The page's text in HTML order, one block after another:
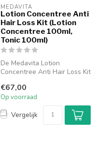
MEDAVITA
Lotion Concentree Anti
Hair Loss Kit (Lotion
Concentree 100ml,
Tonic 100ml)
De Medavita Lotion
Concentree Anti Hair Loss Kit
Tonic...
€67,00
Op voorraad
Vergelijk